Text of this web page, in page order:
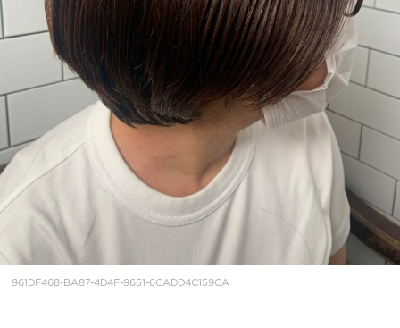
961DF468-BA87-4D4F-9651-6CADD4C159CA